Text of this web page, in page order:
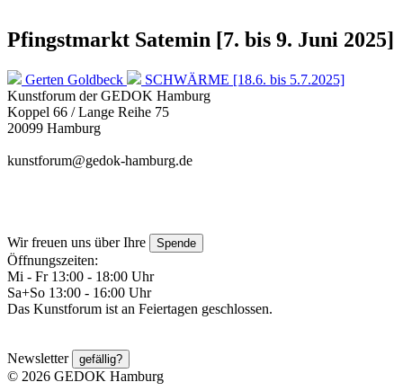
Pfingstmarkt Satemin [7. bis 9. Juni 2025]
Gerten Goldbeck
SCHWÄRME [18.6. bis 5.7.2025]
Kunstforum der GEDOK Hamburg
Koppel 66 / Lange Reihe 75
20099 Hamburg
kunstforum@gedok-hamburg.de
Wir freuen uns über Ihre Spende
Öffnungszeiten:
Mi - Fr 13:00 - 18:00 Uhr
Sa+So 13:00 - 16:00 Uhr
Das Kunstforum ist an Feiertagen geschlossen.
Newsletter gefällig?
© 2026 GEDOK Hamburg